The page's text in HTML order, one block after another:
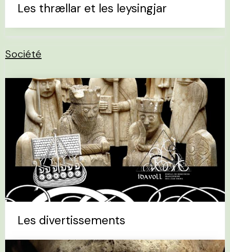
Les thrællar et les leysingjar
Société
Les divertissements